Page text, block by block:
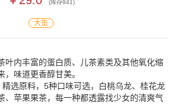
(库存941)
大缶
叶内丰富的蛋白质、儿茶素类及其他氧化缩
味道更香醇甘美。
选原料，5种口味可选，白桃乌龙、桂花龙
、苹果果茶，每一种都透露找少女的清爽气